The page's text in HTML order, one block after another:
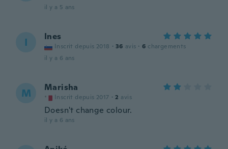
il y a 5 ans
I Ines
Inscrit depuis 2018 · 36 avis · 6 chargements
il y a 6 ans
M Marisha
Inscrit depuis 2017 · 2 avis
Doesn't change colour.
il y a 6 ans